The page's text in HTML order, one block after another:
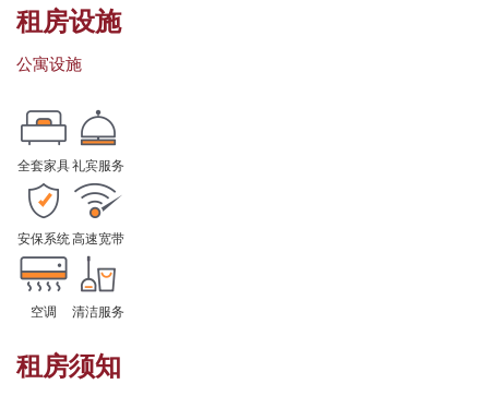
租房设施
公寓设施
全套家具礼宾服务
安保系统高速宽带
空调 清洁服务
租房须知